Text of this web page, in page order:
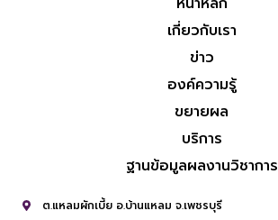
เกี่ยวกับเรา
ข่าว
องค์ความรู้
ขยายผล
บริการ
ฐานข้อมูลผลงานวิชาการ
ต.แหลมผักเบี้ย อ.บ้านแหลม จ.เพชรบุรี